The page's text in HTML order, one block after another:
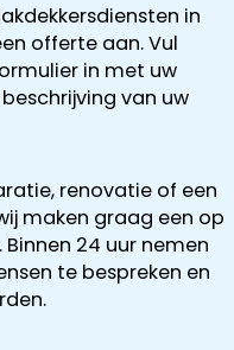
in
offerte aan. Vul
in met uw
van uw
renovatie of een
maken graag een op
24 uur nemen
te bespreken en